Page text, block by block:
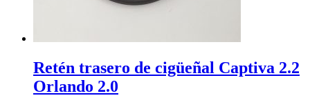
Retén trasero de cigüeñal Captiva 2.2
Orlando 2.0